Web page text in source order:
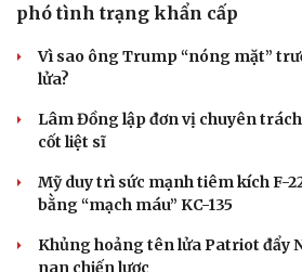
phó tình trạng khẩn cấp
Vì sao ông Trump “nóng mặt”
lửa?
Lâm Đồng lập đơn vị chuyên
cốt liệt sĩ
Mỹ duy trì sức mạnh tiêm kích F-
bằng “mạch máu” KC-135
Khủng hoảng tên lửa Patriot đẩy
nan chiến lược